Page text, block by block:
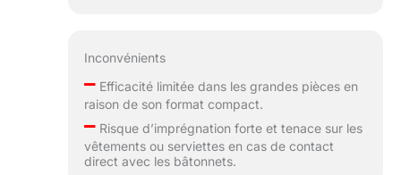
Inconvénients
–Efficacité limitée dans les grandes pièces en
raison de son format compact.
–Risque d’imprégnation forte et tenace sur les
vêtements ou serviettes en cas de contact
direct avec les bâtonnets.